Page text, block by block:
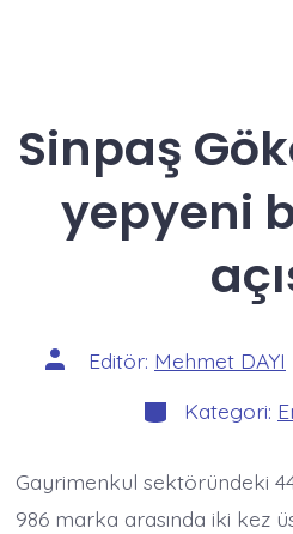
Sinpaş
yepyeni
Yazının
yazarı
Editör: Mehmet DAYI
Kategoriler
Kategori:
Gayrimenkul sektöründeki
986 marka arasında iki kez